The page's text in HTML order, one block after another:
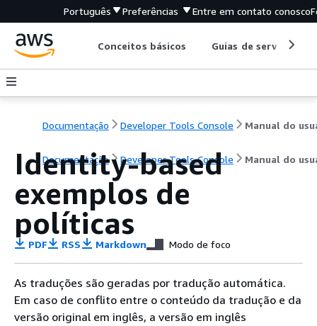
Português Preferências Entre em contato conosco
Conceitos básicos Guias de serviço
Documentação Developer Tools Console
Documentação Developer Tools Console Manual do
Identity-based
exemplos de
políticas
PDF RSS Markdown Modo de foco
As traduções são geradas por tradução automática.
Em caso de conflito entre o conteúdo da tradução e da
versão original em inglês, a versão em inglês